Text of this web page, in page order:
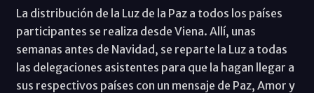
La distribución de la Luz de la Paz a todos los países
participantes se realiza desde Viena. Allí, unas
semanas antes de Navidad, se reparte la Luz a todas
las delegaciones asistentes para que la hagan llegar a
sus respectivos países con un mensaje de Paz, Amor y